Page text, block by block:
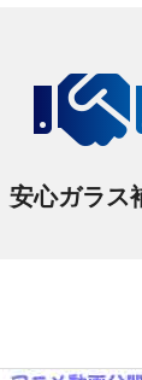
安心ガラス